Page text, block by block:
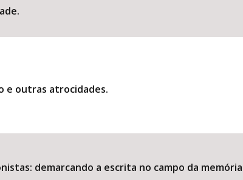
e outras atrocidades.
demarcando a escrita no campo da